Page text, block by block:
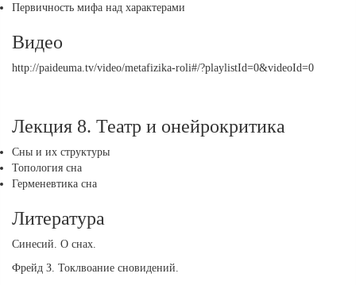
Первичность мифа над характерами
Видео
http://paideuma.tv/video/metafizika-roli#/?playlistId=0&videoId=0
Лекция 8. Театр и онейрокритика
Сны и их структуры
Топология сна
Герменевтика сна
Литература
Синесий. О снах.
Фрейд З. Токлвоание сновидений.